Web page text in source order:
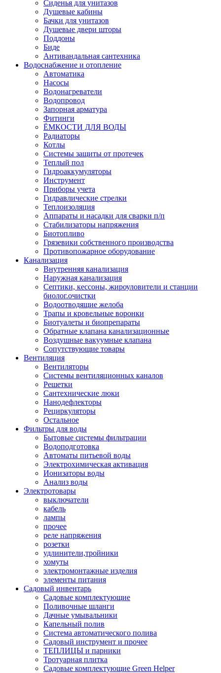
Сиденья для унитазов
Душевые кабины
Бачки для унитазов
Душевые двери шторы
Поддоны
Биде
Антивандальная сантехника
Водоснабжение и отопление
Автоматика
Насосы
Водонагреватели
Водопровод
Запорная арматура
Фитинги
ЁМКОСТИ ДЛЯ ВОДЫ
Радиаторы
Котлы
Системы защиты от протечек
Теплый пол
Гидроаккумуляторы
Инструмент
Приборы учета
Гидравлические стрелки
Теплоизоляция
Аппараты и насадки для сварки п/п
Стабилизаторы напряжения
Биотопливо
Грязевики собственного производства
Противопожарное оборудование
Канализация
Внутренняя канализация
Наружная канализация
Септики, кессоны, жироуловители и станции
биолог.очистки
Водоотводящие желоба
Трапы и кровельные воронки
Биотуалеты и биопрепараты
Обратные клапана канализационные
Воздушные вакуумные клапана
Сопутствующие товары
Вентиляция
Вентиляторы
Системы вентиляционных каналов
Решетки
Сантехнические люки
Нанодефлекторы
Рециркуляторы
Остальное
Фильтры для воды
Бытовые системы фильтрации
Водоподготовка
Автоматы питьевой воды
Электрохимическая активация
Ионизаторы воды
Анализ воды
Электротовары
выключатели
кабель
лампы
прочее
реле напряжения
розетки
удлинители,тройники
хомуты
электромонтажные изделия
элементы питания
Садовый инвентарь
Садовые комплектующие
Поливочные шланги
Дачные умывальники
Капельный полив
Система автоматического полива
Садовый инструмент и прочее
ТЕПЛИЦЫ и парники
Тротуарная плитка
Садовые комплектующие Green Helper